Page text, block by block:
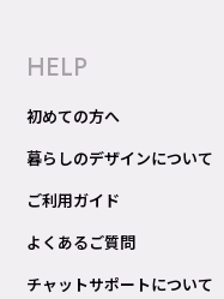
HELP
初めての方へ
暮らしのデザインについて
ご利用ガイド
よくあるご質問
チャットサポートについて